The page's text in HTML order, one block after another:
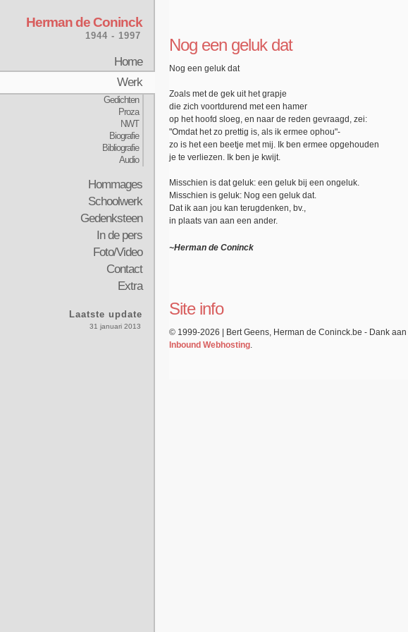
Herman de Coninck
1944 - 1997
Home
Werk
Gedichten
Proza
NWT
Biografie
Bibliografie
Audio
Hommages
Schoolwerk
Gedenksteen
In de pers
Foto/Video
Contact
Extra
Laatste update
31 januari 2013
Nog een geluk dat
Nog een geluk dat
Zoals met de gek uit het grapje
die zich voortdurend met een hamer
op het hoofd sloeg, en naar de reden gevraagd, zei:
"Omdat het zo prettig is, als ik ermee ophou"-
zo is het een beetje met mij. Ik ben ermee opgehouden
je te verliezen. Ik ben je kwijt.
Misschien is dat geluk: een geluk bij een ongeluk.
Misschien is geluk: Nog een geluk dat.
Dat ik aan jou kan terugdenken, bv.,
in plaats van aan een ander.
~Herman de Coninck
Site info
© 1999-2026 | Bert Geens, Herman de Coninck.be - Dank aan
Inbound Webhosting.